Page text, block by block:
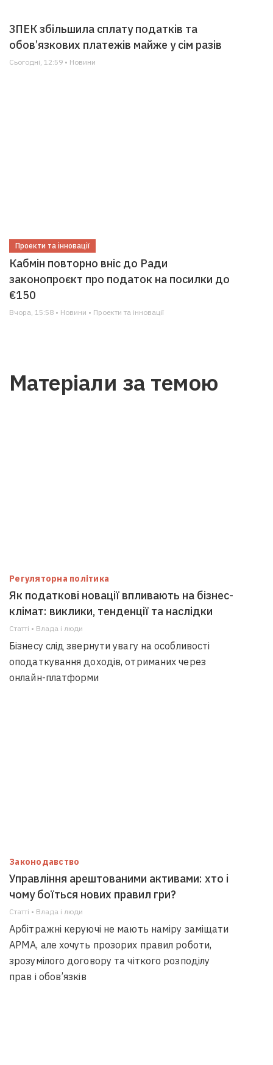
ЗПЕК збільшила сплату податків та
обов’язкових платежів майже у сім разів
Сьогодні, 12:59 • Новини
Проекти та інновації
Кабмін повторно вніс до Ради
законопроєкт про податок на посилки до
€150
Вчора, 15:58 • Новини • Проекти та інновації
Матеріали за темою
Регуляторна політика
Як податкові новації впливають на бізнес-
клімат: виклики, тенденції та наслідки
Статті • Влада i люди
Бізнесу слід звернути увагу на особливості
оподаткування доходів, отриманих через
онлайн-платформи
Законодавство
Управління арештованими активами: хто і
чому боїться нових правил гри?
Статті • Влада i люди
Арбітражні керуючі не мають наміру заміщати
АРМА, але хочуть прозорих правил роботи,
зрозумілого договору та чіткого розподілу
прав і обов’язків